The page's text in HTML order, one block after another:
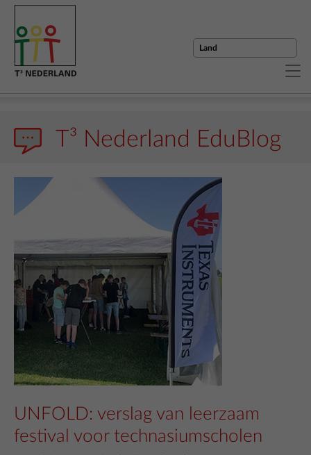
T³ Nederland EduBlog
UNFOLD: verslag van leerzaam
festival voor technasiumscholen